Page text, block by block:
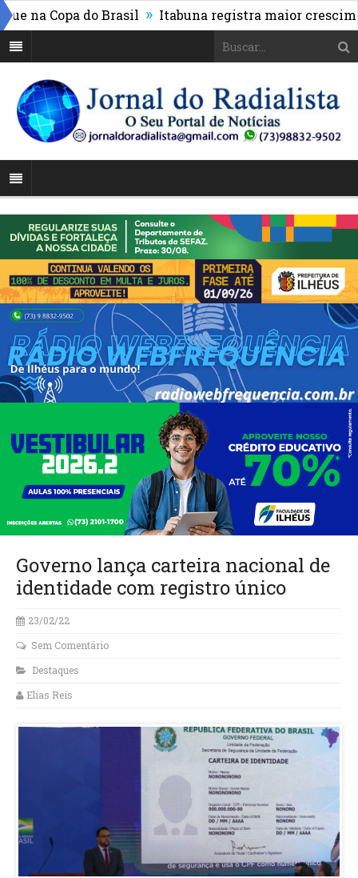
Copa do Brasil » Itabuna registra maior crescimento
Governo lança carteira nacional de
identidade com registro único
23/02/22
Sem Comentário
Destaques
Elias Reis